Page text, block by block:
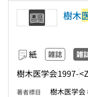
樹木
紙 雑誌 雑
樹木医学会1997-
著者標目 樹木医学会